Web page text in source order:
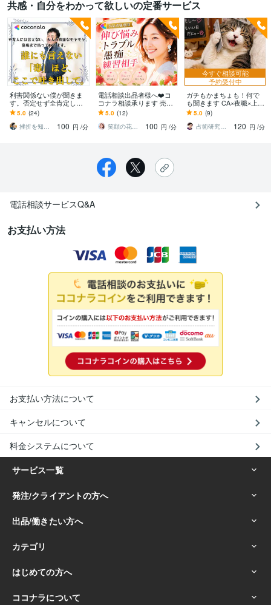
共感・自分をわかって欲しいの定番サービス
利害関係ない僕が聞きま
す。否定せず全肯定しま
す 誰にも言えないモヤモ
ヤを解放。秘密厳守で優
しく受け止めます。
5.0 (24)
挫折を知るオックスフォード卒｜ローレンス
100 円 /分
電話相談出品者様へ❤️コ
コナラ相談承ります 売れ
ない♢愚痴♦︎伸び悩み♢シ
ョック♦︎トラブル♢疲労感
5.0 (12)
笑顔の花を咲かせる保育士❀花守えり❀
100 円 /分
今すぐ相談可能
予約受付中
ガチもかまちょも！何で
も聞きます CA×夜職×上級
心理カウンセラー／話し
てスッキリ
5.0 (9)
占術研究家｜鹿乃琴
120 円 /分
電話相談サービスQ&A
お支払い方法
お支払い方法について
キャンセルについて
料金システムについて